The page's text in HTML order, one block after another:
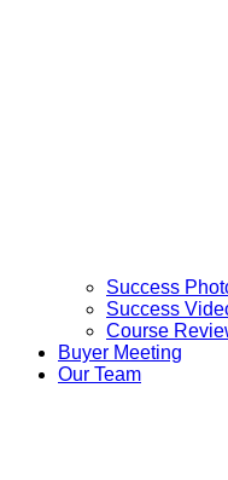
Success
Success
Course
Buyer Meeting
Our Team